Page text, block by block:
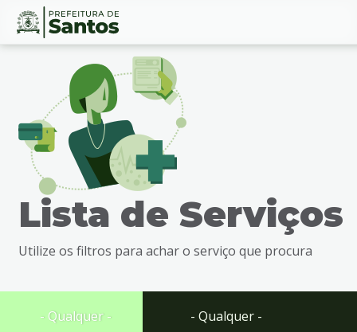
Ir
busca
Ir
Conteúdo
Lista de Serviços
Utilize os filtros para achar o serviço que procura
- Qualquer - - Qualquer -